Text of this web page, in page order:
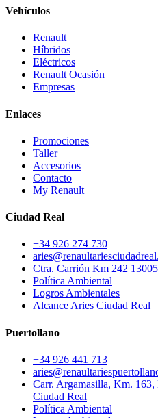
Vehículos
Renault
Híbridos
Eléctricos
Renault Ocasión
Empresas
Enlaces
Promociones
Taller
Accesorios
Contacto
My Renault
Ciudad Real
+34 926 274 730
Ctra. Carrión Km 242
Política Ambiental
Logros Ambientales
Alcance Aries Ciudad Real
Puertollano
+34 926 441 713
Carr. Argamasilla, Km.
Ciudad Real
Política Ambiental